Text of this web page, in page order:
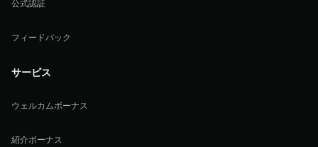
公式認証
フィードバック
サービス
ウェルカムボーナス
紹介ボーナス